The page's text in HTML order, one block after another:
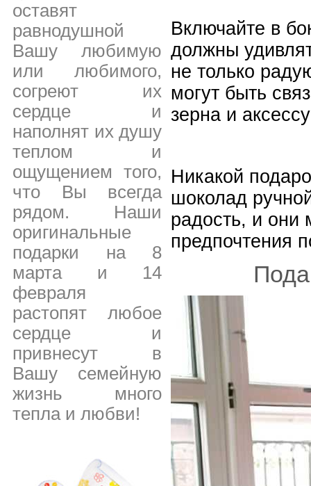
оставят
равнодушной
Вашу любимую
или любимого,
согреют их
сердце и
наполнят их душу
теплом и
ощущением того,
что Вы всегда
рядом. Наши
оригинальные
подарки на 8
марта и 14
февраля
растопят любое
сердце и
привнесут в
Вашу семейную
жизнь много
тепла и любви!
Включайте в
должны
не только
могут быть
зерна и
Никакой
шоколад
радость, и они
предпочтения